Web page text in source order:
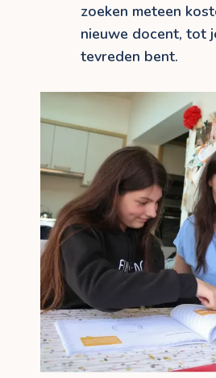
zoeken meteen
nieuwe docent, tot
tevreden bent.